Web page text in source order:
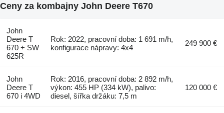
Ceny za kombajny John Deere T670
John
Deere T
670 + SW
625R
Rok: 2022, pracovní doba: 1 691 m/h,
konfigurace nápravy: 4x4
249 900 €
John
Deere T
670 i 4WD
Rok: 2016, pracovní doba: 2 892 m/h,
výkon: 455 HP (334 kW), palivo:
diesel, šířka držáku: 7,5 m
120 000 €